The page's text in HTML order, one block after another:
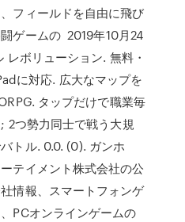
フィールドを自由に飛び
ゲームの 2019年10月24
レボリューション. 無料・
に対応. 広大なマップを
タップだけで職業毎
2つ勢力同士で戦う大規
トル. 0.0. (0). ガンホ
テイメント株式会社の公
情報、スマートフォンゲ
PCオンラインゲームの